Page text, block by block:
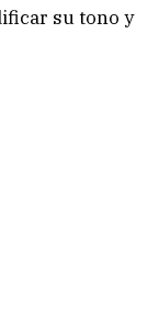
su tono y